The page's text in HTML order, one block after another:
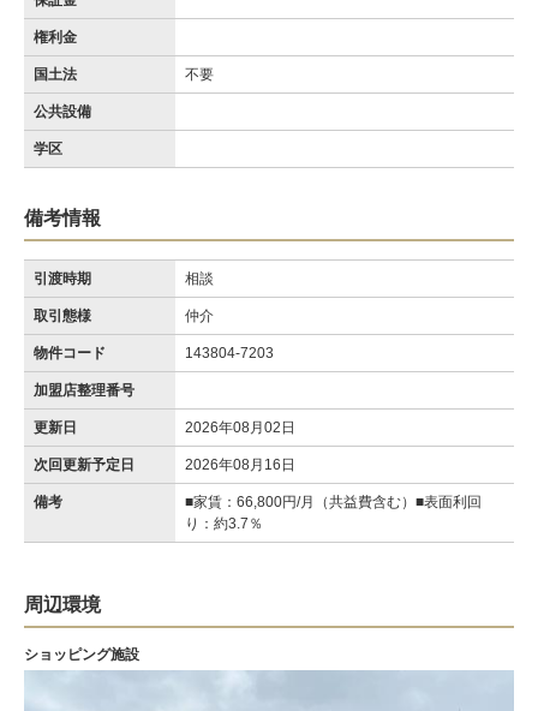
権利金
国土法 不要
公共設備
学区
備考情報
引渡時期 相談
取引態様 仲介
物件コード 143804-7203
加盟店整理番号
更新日 2026年08月02日
次回更新予定日 2026年08月16日
備考
■家賃：66,800円/月（共益費含む）■表面利回
り：約3.7％
周辺環境
ショッピング施設